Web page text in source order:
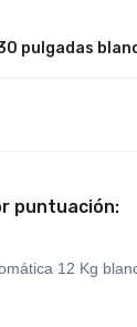
pulgadas
puntuación:
12 Kg